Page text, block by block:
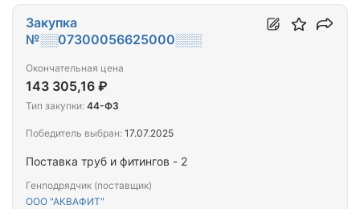
Поставка труб и фитингов - 2
Генподрядчик (поставщик)
ООО "АКВАФИТ"
Закупка
№░░07300056625000░░░
Окончательная цена
143 305,16 ₽
Тип закупки: 44-ФЗ
Победитель выбран: 17.07.2025